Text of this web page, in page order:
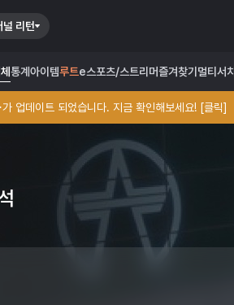
널 리턴
통계 아이템루트e스포츠/스트리머즐겨찾기 멀티서치
업데이트 되었습니다. 지금 확인해보세요! [클릭]